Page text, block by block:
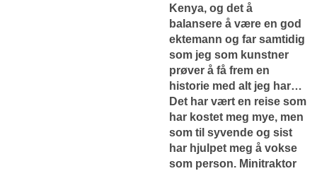
Kenya, og det å
balansere å være en god
ektemann og far samtidig
som jeg som kunstner
prøver å få frem en
historie med alt jeg har…
Det har vært en reise som
har kostet meg mye, men
som til syvende og sist
har hjulpet meg å vokse
som person. Minitraktor